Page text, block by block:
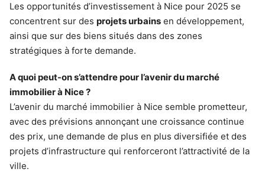
Les opportunités d’investissement à Nice pour 2025 se
concentrent sur des projets urbains en développement,
ainsi que sur des biens situés dans des zones
stratégiques à forte demande.
A quoi peut-on s’attendre pour l’avenir du marché
immobilier à Nice ?
L’avenir du marché immobilier à Nice semble prometteur,
avec des prévisions annonçant une croissance continue
des prix, une demande de plus en plus diversifiée et des
projets d’infrastructure qui renforceront l’attractivité de la
ville.